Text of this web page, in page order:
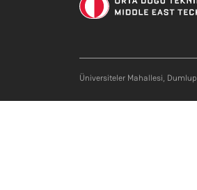
Üniversiteler Mahallesi,